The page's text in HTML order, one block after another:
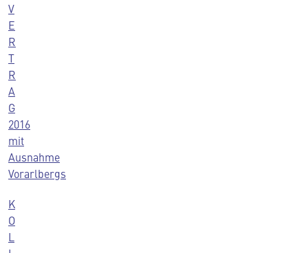
V
E
R
T
R
A
G
2016
mit
Ausnahme
Vorarlbergs
K
O
L